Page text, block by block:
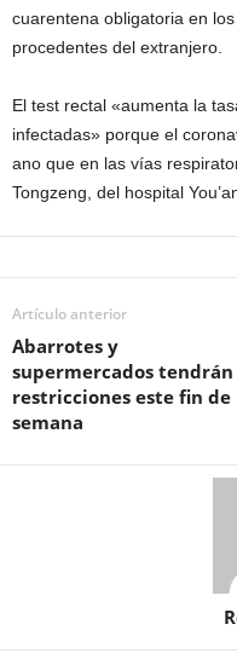
cuarentena obligatoria en
procedentes del extranjero.
El test rectal «aumenta la
infectadas» porque el
ano que en las vías
Tongzeng, del hospital
Artículo anterior
Abarrotes y
supermercados tendrán
restricciones este fin de
semana